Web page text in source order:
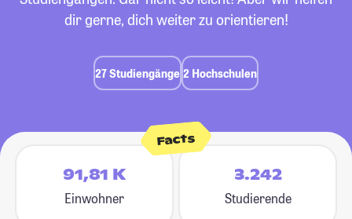
dir gerne, dich weiter zu orientieren!
27 Studiengänge 2 Hochschulen
Facts
91,81 K
Einwohner
3.242
Studierende